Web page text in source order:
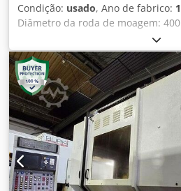
Condição: usado, Ano de fabrico:
Diâmetro da roda de moagem:
necessária: 3 kW Peso da
necessário aprox.: 1,5 x 1,4 x 1,3
para engrenagens REISHAUER
de desbaste. 104 milímetros
desbaste. 400 milímetros Módulo
0,5 Ângulo de pressão 10 - 30 °
moagem 270 - 400 mm Largura
moagem. 62/84/104 milímetros
moagem: ao perfilar 18/35/70 rpm
Versão elétrica - Voltagem/
longitudinal do dispositivo de